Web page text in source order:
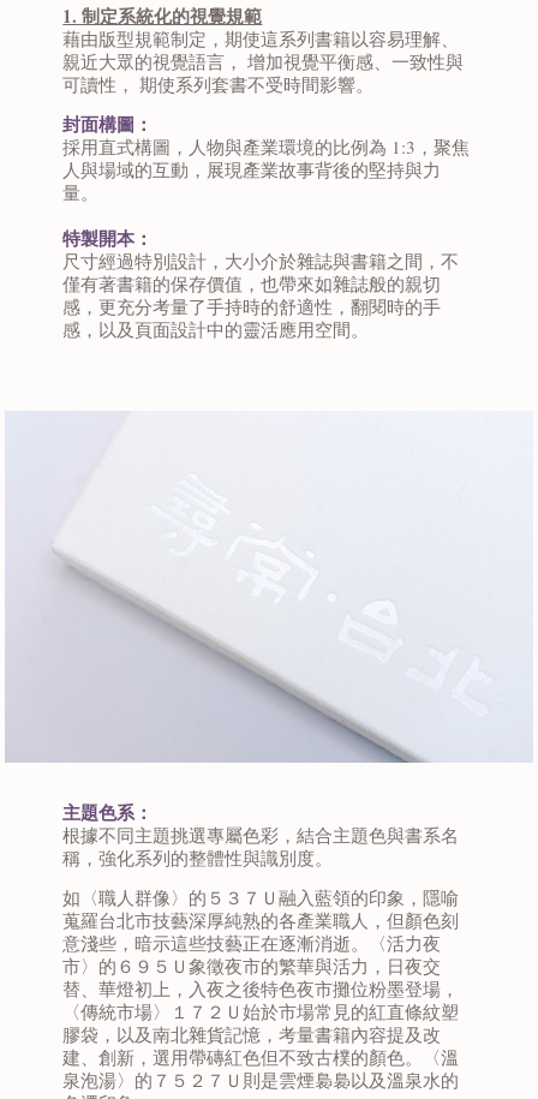
1. 制定系統化的視覺規範
藉由版型規範制定，期使這系列書籍以容易理解、
親近大眾的視覺語言， 增加視覺平衡感、⼀致性與
可讀性， 期使系列套書不受時間影響。
封面構圖：
採用直式構圖，人物與產業環境的比例為 1:3，聚焦
人與場域的互動，展現產業故事背後的堅持與力
量。
特製開本：
尺寸經過特別設計，大小介於雜誌與書籍之間，不
僅有著書籍的保存價值，也帶來如雜誌般的親切
感，更充分考量了手持時的舒適性，翻閱時的手
感，以及頁面設計中的靈活應用空間。
主題色系：
根據不同主題挑選專屬色彩，結合主題色與書系名
稱，強化系列的整體性與識別度。
如〈職人群像〉的５３７Ｕ融入藍領的印象，隱喻
蒐羅台北市技藝深厚純熟的各產業職人，但顏色刻
意淺些，暗示這些技藝正在逐漸消逝。〈活力夜
市〉的６９５Ｕ象徵夜市的繁華與活力，日夜交
替、華燈初上，入夜之後特色夜市攤位粉墨登場，
〈傳統市場〉１７２Ｕ始於市場常見的紅直條紋塑
膠袋，以及南北雜貨記憶，考量書籍內容提及改
建、創新，選用帶磚紅色但不致古樸的顏色。〈溫
泉泡湯〉的７５２７Ｕ則是雲煙裊裊以及溫泉水的